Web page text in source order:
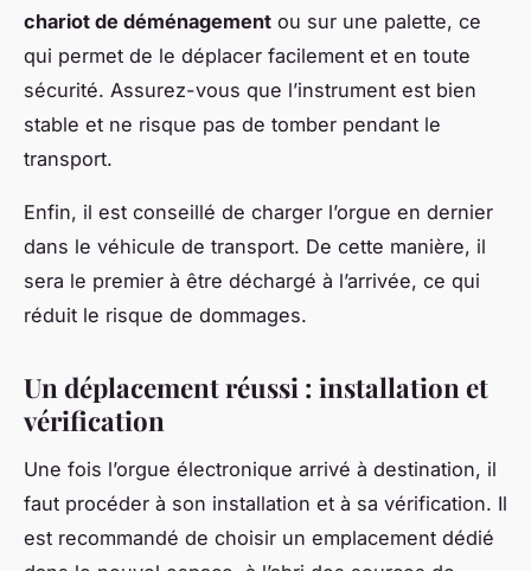
chariot de déménagement ou sur une palette, ce
qui permet de le déplacer facilement et en toute
sécurité. Assurez-vous que l’instrument est bien
stable et ne risque pas de tomber pendant le
transport.
Enfin, il est conseillé de charger l’orgue en dernier
dans le véhicule de transport. De cette manière, il
sera le premier à être déchargé à l’arrivée, ce qui
réduit le risque de dommages.
Un déplacement réussi : installation et
vérification
Une fois l’orgue électronique arrivé à destination, il
faut procéder à son installation et à sa vérification. Il
est recommandé de choisir un emplacement dédié